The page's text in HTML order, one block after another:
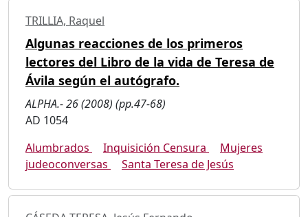
TRILLIA, Raquel
Algunas reacciones de los primeros
lectores del Libro de la vida de Teresa de
Ávila según el autógrafo.
ALPHA.- 26 (2008) (pp.47-68)
AD 1054
Alumbrados
Inquisición Censura
Mujeres
judeoconversas
Santa Teresa de Jesús